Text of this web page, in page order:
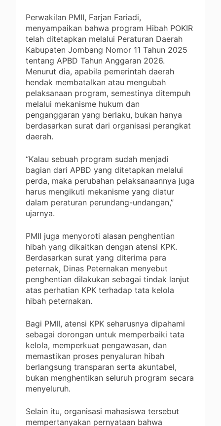
Perwakilan PMII, Farjan Fariadi,
menyampaikan bahwa program Hibah POKIR
telah ditetapkan melalui Peraturan Daerah
Kabupaten Jombang Nomor 11 Tahun 2025
tentang APBD Tahun Anggaran 2026.
Menurut dia, apabila pemerintah daerah
hendak membatalkan atau mengubah
pelaksanaan program, semestinya ditempuh
melalui mekanisme hukum dan
penganggaran yang berlaku, bukan hanya
berdasarkan surat dari organisasi perangkat
daerah.
“Kalau sebuah program sudah menjadi
bagian dari APBD yang ditetapkan melalui
perda, maka perubahan pelaksanaannya juga
harus mengikuti mekanisme yang diatur
dalam peraturan perundang-undangan,”
ujarnya.
PMII juga menyoroti alasan penghentian
hibah yang dikaitkan dengan atensi KPK.
Berdasarkan surat yang diterima para
peternak, Dinas Peternakan menyebut
penghentian dilakukan sebagai tindak lanjut
atas perhatian KPK terhadap tata kelola
hibah peternakan.
Bagi PMII, atensi KPK seharusnya dipahami
sebagai dorongan untuk memperbaiki tata
kelola, memperkuat pengawasan, dan
memastikan proses penyaluran hibah
berlangsung transparan serta akuntabel,
bukan menghentikan seluruh program secara
menyeluruh.
Selain itu, organisasi mahasiswa tersebut
mempertanyakan pernyataan bahwa